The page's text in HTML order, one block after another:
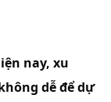
nay, xu
dễ để dự